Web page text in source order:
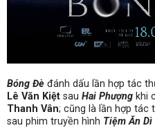
Bóng Đè đánh dấu lần hợp tác
Lê Văn Kiệt sau Hai Phượng khi
Thanh Vân; cũng là lần hợp tác
sau phim truyền hình Tiệm Ăn Dì